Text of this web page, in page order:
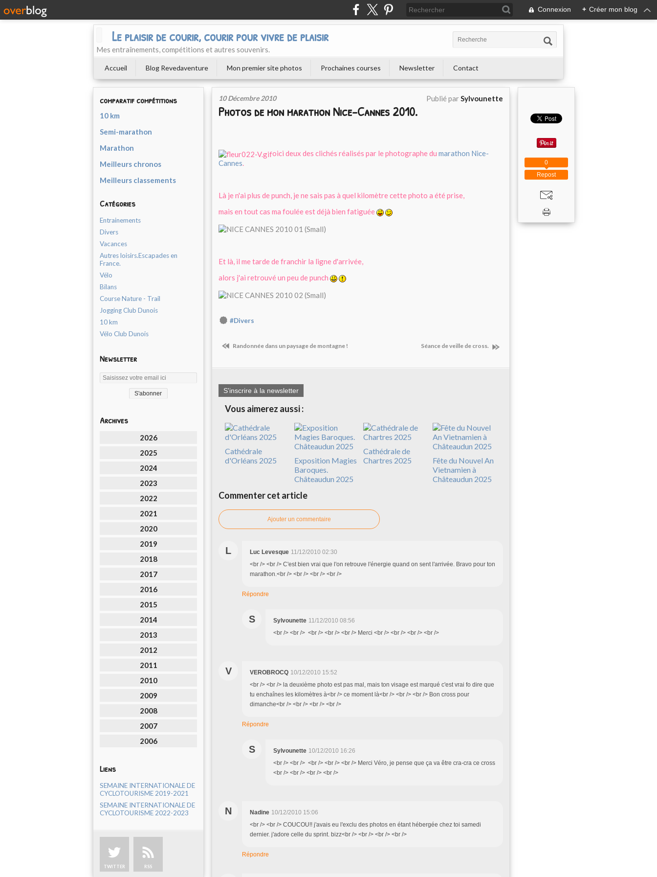
Connexion + Créer mon blog
Le plaisir de courir, courir pour vivre de plaisir
Mes entraînements, compétitions et autres souvenirs.
Accueil Blog Revedaventure Mon premier site photos Prochaines courses Newsletter Contact
comparatif compétitions
10 km
Semi-marathon
Marathon
Meilleurs chronos
Meilleurs classements
Catégories
Entrainements
Divers
Vacances
Autres loisirs.Escapades en
France.
Vélo
Bilans
Course Nature - Trail
Jogging Club Dunois
10 km
Vélo Club Dunois
Newsletter
Archives
2026
2025
2024
2023
2022
2021
2020
2019
2018
2017
2016
2015
2014
2013
2012
2011
2010
2009
2008
2007
2006
Liens
SEMAINE INTERNATIONALE DE
CYCLOTOURISME 2019-2021
SEMAINE INTERNATIONALE DE
CYCLOTOURISME 2022-2023
TWITTER RSS
10 Décembre 2010 Publié parSylvounette
Photos de mon marathon Nice-Cannes 2010.
oici deux des clichés réalisés par le photographe du marathon Nice-
Cannes.
Là je n'ai plus de punch, je ne sais pas à quel kilomètre cette photo a été prise,
mais en tout cas ma foulée est déjà bien fatiguée
Et là, il me tarde de franchir la ligne d'arrivée,
alors j'ai retrouvé un peu de punch
#Divers
Randonnée dans un paysage de montagne ! Séance de veille de cross.
S'inscrire à la newsletter
Vous aimerez aussi :
Cathédrale
d'Orléans 2025
Exposition Magies
Baroques.
Châteaudun 2025
Cathédrale de
Chartres 2025
Fête du Nouvel An
Vietnamien à
Châteaudun 2025
Commenter cet article
Ajouter un commentaire
L Luc Levesque 11/12/2010 02:30
<br /> <br /> C'est bien vrai que l'on retrouve l'énergie quand on sent l'arrivée. Bravo pour ton
marathon.<br /> <br /> <br /> <br />
Répondre
S Sylvounette 11/12/2010 08:56
<br /> <br /> <br /> <br /> <br /> Merci <br /> <br /> <br /> <br />
V VEROBROCQ 10/12/2010 15:52
<br /> <br /> la deuxième photo est pas mal, mais ton visage est marqué c'est vrai fo dire que
tu enchaînes les kilomètres à<br /> ce moment là<br /> <br /> <br /> Bon cross pour
dimanche<br /> <br /> <br /> <br />
Répondre
S Sylvounette 10/12/2010 16:26
<br /> <br /> <br /> <br /> <br /> Merci Véro, je pense que ça va être cra-cra ce cross
<br /> <br /> <br /> <br />
N Nadine 10/12/2010 15:06
<br /> <br /> COUCOU!! j'avais eu l'exclu des photos en étant hébergée chez toi samedi
dernier. j'adore celle du sprint. bizz<br /> <br /> <br /> <br />
Répondre
Repost
0